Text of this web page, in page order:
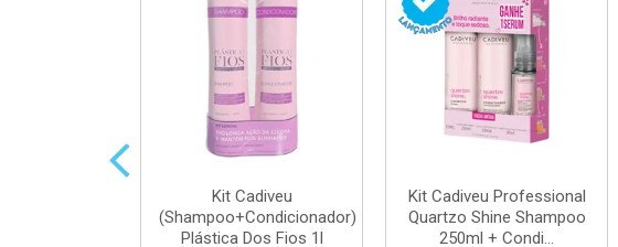
Kit Cadiveu
(Shampoo+Condicionador)
Plástica Dos Fios 1l
Kit Cadiveu Professional
Quartzo Shine Shampoo
250ml + Condi...